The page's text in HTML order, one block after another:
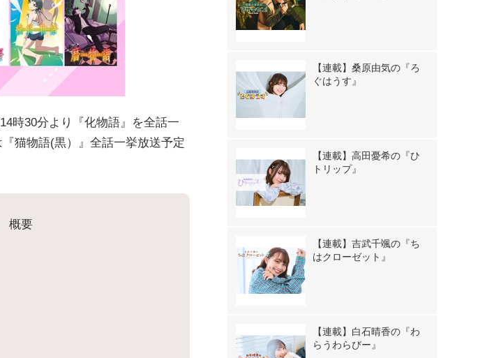
時30分より『化物語』を全話一
猫物語(黒）』全話一挙放送予定
概要
【連載】桑原由気の『ろ
ぐはうす』
【連載】高田憂希の『ひ
トリップ』
【連載】吉武千颯の『ち
はクローゼット』
【連載】白石晴香の『わ
らうわらびー』